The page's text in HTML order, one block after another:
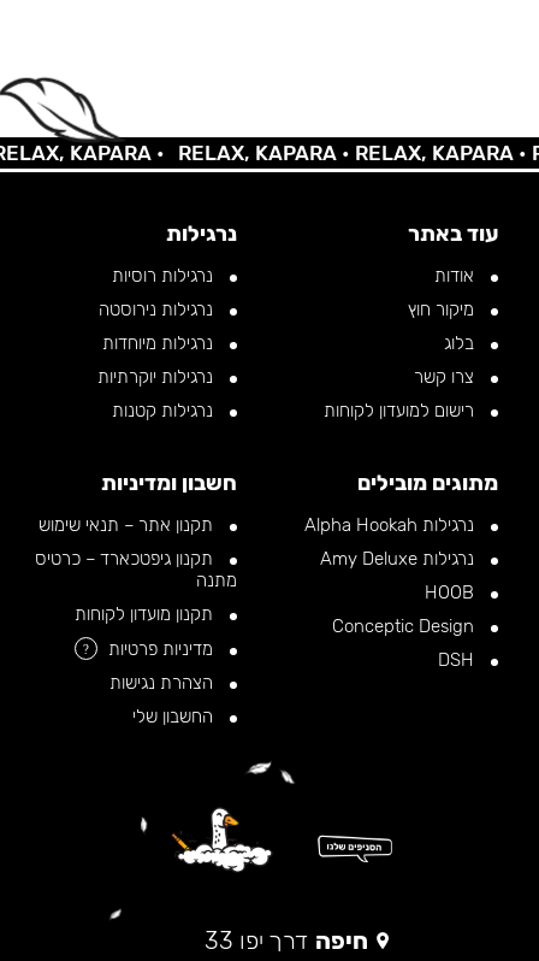
KAPARA • RELAX, KAPARA •RELAX, KAPARA •
עוד באתר
אודות
מיקור חוץ
בלוג
צרו קשר
רישום למועדון לקוחות
נרגילות
נרגילות רוסיות
נרגילות נירוסטה
נרגילות מיוחדות
נרגילות יוקרתיות
נרגילות קטנות
מתוגים מובילים
נרגילות Alpha Hookah
נרגילות Amy Deluxe
חשבון ומדיניות
תקנון אתר – תנאי שימוש
תקנון גיפטכארד – כרטיס
מתנה
תקנון מועדון לקוחות
מדיניות פרטיות
?
הצהרת נגישות
החשבון שלי
חיפה דרך יפו 33